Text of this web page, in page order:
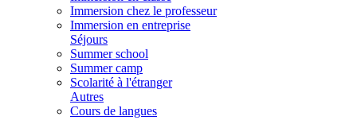
Immersion chez le professeur
Immersion en entreprise
Séjours
Summer school
Summer camp
Scolarité à l'étranger
Autres
Cours de langues